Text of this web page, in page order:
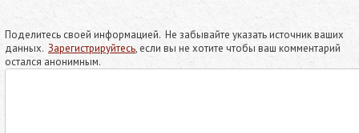
Поделитесь своей информацией. Не забывайте указать источник ваших
данных. Зарегистрируйтесь, если вы не хотите чтобы ваш комментарий
остался анонимным.